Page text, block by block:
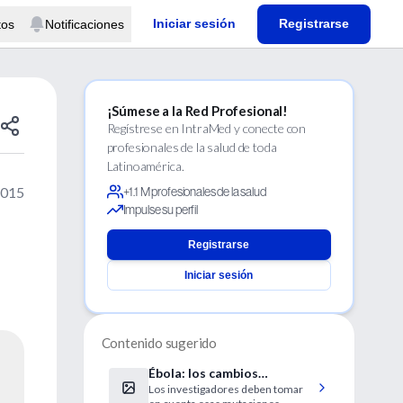
Notificaciones Iniciar sesión Registrarse
¡Súmese a la Red Profesional!
Regístrese en IntraMed y conecte con
profesionales de la salud de toda
Latinoamérica.
+1.1 M profesionales de la salud
Impulse su perfil
Registrarse
Iniciar sesión
Contenido sugerido
Ébola: los cambios
genéticos en el virus
Los investigadores deben tomar